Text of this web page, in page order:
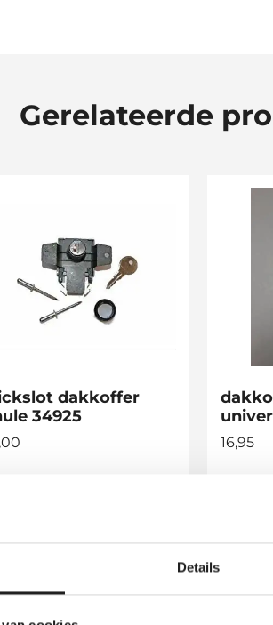
Details
Gerelateerde
dakkoffer
34925
16,95